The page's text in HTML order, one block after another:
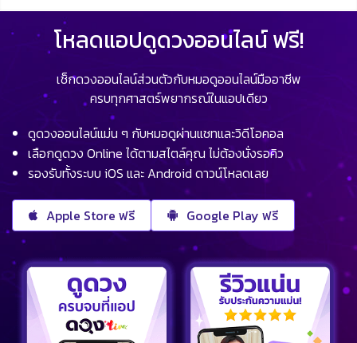
โหลดแอปดูดวงออนไลน์ ฟรี!
เช็กดวงออนไลน์ส่วนตัวกับหมอดูออนไลน์มืออาชีพ
ครบทุกศาสตร์พยากรณ์ในแอปเดียว
ดูดวงออนไลน์แม่น ๆ กับหมอดูผ่านแชทและวิดีโอคอล
เลือกดูดวง Online ได้ตามสไตล์คุณ ไม่ต้องนั่งรอคิว
รองรับทั้งระบบ iOS และ Android ดาวน์โหลดเลย
Apple Store ฟรี Google Play ฟรี